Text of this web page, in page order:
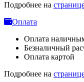
Подробнее на
Оплата
Оплата
Безналичный
Оплата картой
Подробнее на